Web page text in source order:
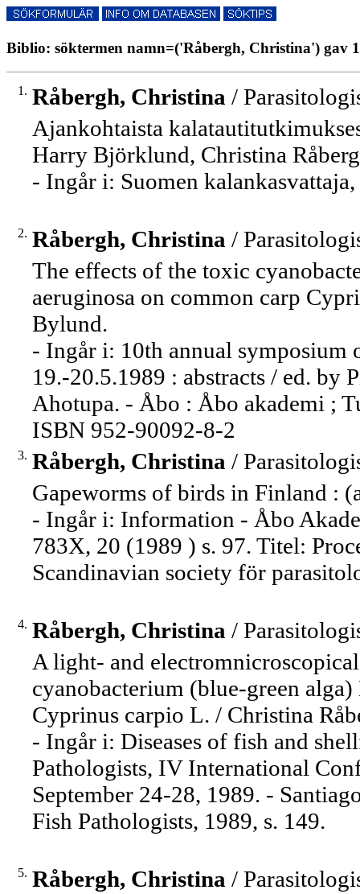
Biblio: söktermen namn=('Råbergh, Christina') gav
1. Råbergh, Christina /
Ajankohtaista
Harry Björklund, Christina
- Ingår i: Suomen
2. Råbergh, Christina /
The effects of the toxic
aeruginosa on common carp
Bylund.
- Ingår i: 10th annual
19.-20.5.1989 : abstracts / ed.
Ahotupa. - Åbo : Åbo akademi ;
ISBN 952-90092-8-2
3. Råbergh, Christina /
Gapeworms of birds in Finland :
- Ingår i: Information - Åbo
783X, 20 (1989 ) s. 97. Titel:
Scandinavian society för
4. Råbergh, Christina /
A light- and
cyanobacterium (blue-green
Cyprinus carpio L. / Christina
- Ingår i: Diseases of fish and
Pathologists, IV International
September 24-28, 1989. -
Fish Pathologists, 1989, s. 149.
5. Råbergh, Christina /